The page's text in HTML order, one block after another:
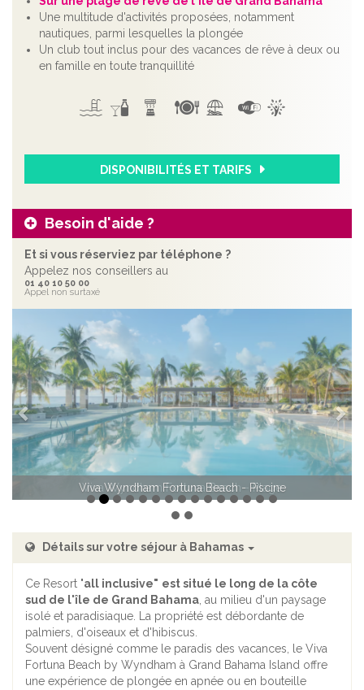
Une multitude d'activités proposées, notamment
nautiques, parmi lesquelles la plongée
Un club tout inclus pour des vacances de rêve à deux ou
en famille en toute tranquillité
DISPONIBILITÉS ET TARIFS
Besoin d'aide ?
Et si vous réserviez par téléphone ?
Appelez nos conseillers au
01 40 10 50 00
Appel non surtaxé
Viva Wyndham Fortuna Beach - Plage
Précédent
Détails sur votre séjour à Bahamas
Ce Resort "all inclusive" est situé le long de la côte
sud de l'île de Grand Bahama, au milieu d'un paysage
isolé et paradisiaque. La propriété est débordante de
palmiers, d'oiseaux et d'hibiscus.
Souvent désigné comme le paradis des vacances, le Viva
Fortuna Beach by Wyndham à Grand Bahama Island offre
une expérience de plongée en apnée ou en bouteille